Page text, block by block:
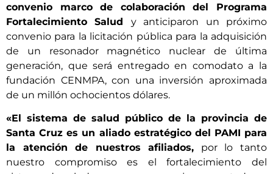
convenio marco de colaboración del Programa
Fortalecimiento Salud y anticiparon un próximo
convenio para la licitación pública para la adquisición
de un resonador magnético nuclear de última
generación, que será entregado en comodato a la
fundación CENMPA, con una inversión aproximada
de un millón ochocientos dólares.
«El sistema de salud público de la provincia de
Santa Cruz es un aliado estratégico del PAMI para
la atención de nuestros afiliados, por lo tanto
nuestro compromiso es el fortalecimiento del